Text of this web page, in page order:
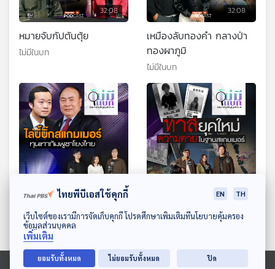
ดาวน์โหลด Thai PBS Podcast Application
32:08
หมายจับกัปตันตุ้ย
ไม่มีในบท
32:08
เหมืองลับทองคำ กลางป่า
ทองผาภูมิ
ไม่มีในบท
ไล่บี้บิ๊กสแกมเมอร์ ทุนเทา
กัมพูชาโยงไทย
ไม่มีในบท
สแกมเมอร์กัมพูชา
ไทยพีบีเอสใช้คุกกี้ EN TH
เว็บไซต์ของเรามีการจัดเก็บคุกกี้ โปรดศึกษาเพิ่มเติมที่นโยบายคุ้มครอง
ข้อมูลส่วนบุคคล
เพิ่มเติม
ยอมรับทั้งหมด ไม่ยอมรับทั้งหมด ปิด